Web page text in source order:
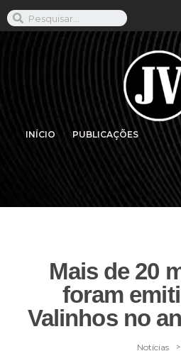
INÍCIO PUBLICAÇÕES
Mais de 20
foram
Valinhos no
Notícias >